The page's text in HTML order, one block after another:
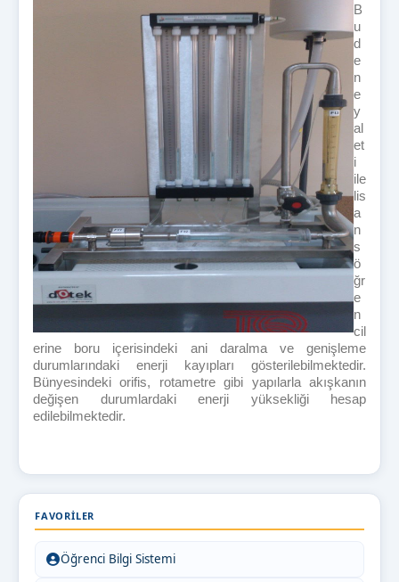
B
u
d
e
n
e
y
al
et
i
ile
lis
a
n
s
ö
ğr
e
n
cil
erine boru içerisindeki ani daralma ve genişleme
durumlarındaki enerji kayıpları gösterilebilmektedir.
Bünyesindeki orifis, rotametre gibi yapılarla akışkanın
değişen durumlardaki enerji yüksekliği hesap
edilebilmektedir.
FAVORILER
Öğrenci Bilgi Sistemi